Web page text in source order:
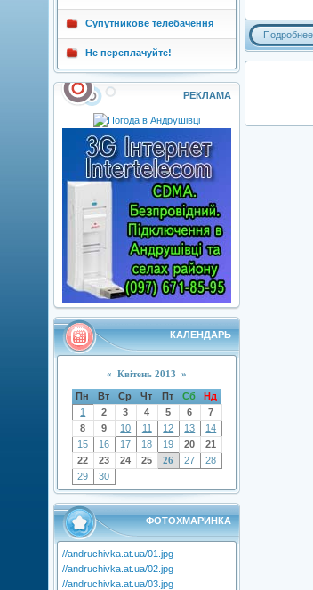
Супутникове телебачення
Не переплачуйте!
РЕКЛАМА
КАЛЕНДАРЬ
« Квітень 2013 »
Пн Вт Ср Чт Пт Сб
Нд
1
2 3 4 5 6
7
8
9 10 11 12 13
14
15
16 17 18 19 20
21
22
23 24 25 26 27
28
29
30
ФОТОХМАРИНКА
//andruchivka.at.ua/01.jpg
//andruchivka.at.ua/02.jpg
//andruchivka.at.ua/03.jpg
Подробнее